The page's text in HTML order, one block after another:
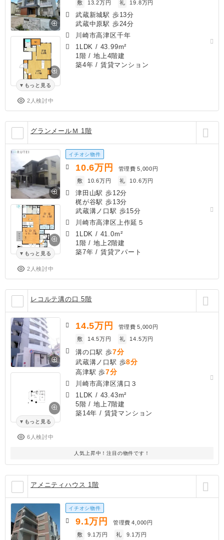
もっと見る
2人検討中
敷 13.2万円 礼 19.8万円
武蔵新城駅 歩13分
武蔵中原駅 歩24分
川崎市高津区千年
1LDK / 43.99m²
1階 / 地上4階建
築4年 / 賃貸マンション
グランメールＭ 1階
もっと見る
2人検討中
イチオシ物件
10.6万円 管理費 5,000円
敷
10.6万円 礼 10.6万円
津田山駅 歩12分
梶が谷駅 歩13分
武蔵溝ノ口駅 歩15分
川崎市高津区上作延５
1LDK / 41.0m²
1階 / 地上2階建
築7年 / 賃貸アパート
レコルテ溝の口 5階
もっと見る
6人検討中
14.5万円 管理費 5,000円
敷
14.5万円 礼 14.5万円
溝の口駅 歩7分
武蔵溝ノ口駅 歩8分
高津駅 歩7分
川崎市高津区溝口３
1LDK / 43.43m²
5階 / 地上7階建
築14年 / 賃貸マンション
人気上昇中！注目の物件です！
アメニティハウス 1階
イチオシ物件
9.1万円 管理費 4,000円
敷
9.1万円 礼 9.1万円